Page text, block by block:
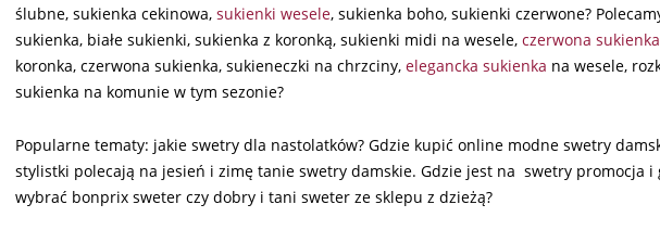
ślubne, sukienka cekinowa, sukienki wesele, sukienka boho, sukienki czerwone?
sukienka, białe sukienki, sukienka z koronką, sukienki midi na wesele, czerwona sukienka
koronka, czerwona sukienka, sukieneczki na chrzciny, elegancka sukienka na wesele,
sukienka na komunie w tym sezonie?
Popularne tematy: jakie swetry dla nastolatków? Gdzie kupić online modne swetry
stylistki polecają na jesień i zimę tanie swetry damskie. Gdzie jest na swetry promocja
wybrać bonprix sweter czy dobry i tani sweter ze sklepu z dzieżą?